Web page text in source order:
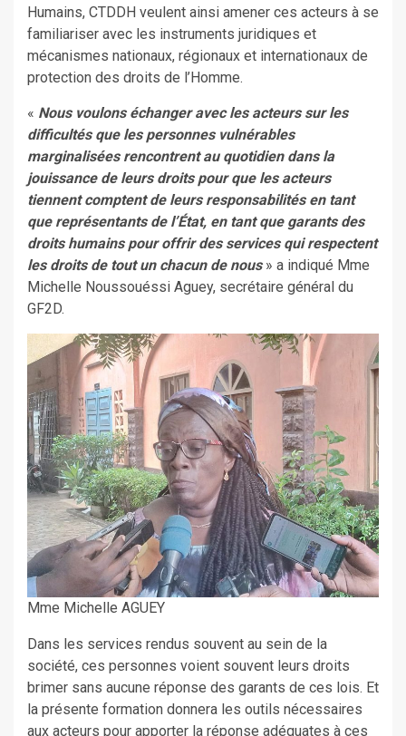
Humains, CTDDH veulent ainsi amener ces acteurs à se
familiariser avec les instruments juridiques et
mécanismes nationaux, régionaux et internationaux de
protection des droits de l’Homme.
« Nous voulons échanger avec les acteurs sur les
difficultés que les personnes vulnérables
marginalisées rencontrent au quotidien dans la
jouissance de leurs droits pour que les acteurs
tiennent comptent de leurs responsabilités en tant
que représentants de l’État, en tant que garants des
droits humains pour offrir des services qui respectent
les droits de tout un chacun de nous » a indiqué Mme
Michelle Noussouéssi Aguey, secrétaire général du
GF2D.
Mme Michelle AGUEY
Dans les services rendus souvent au sein de la
société, ces personnes voient souvent leurs droits
brimer sans aucune réponse des garants de ces lois. Et
la présente formation donnera les outils nécessaires
aux acteurs pour apporter la réponse adéquates à ces